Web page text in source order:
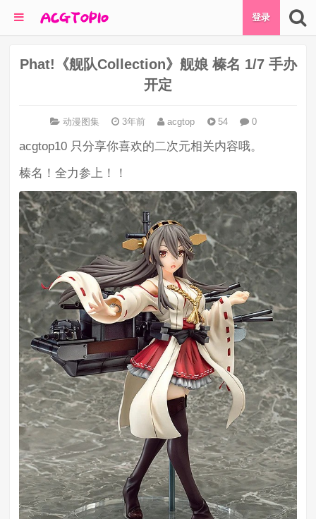
登录
Phat!《舰队Collection》舰娘 榛名 1/7 手办
开定
动漫图集 3年前 acgtop 54 0
acgtop10 只分享你喜欢的二次元相关内容哦。
榛名！全力参上！！